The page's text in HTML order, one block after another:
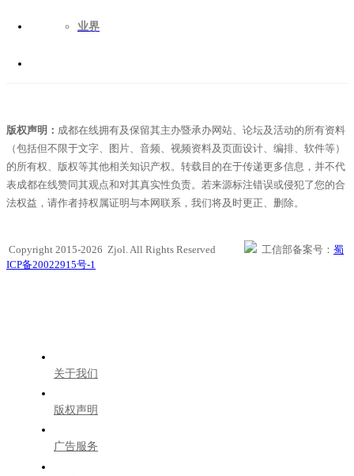
业界
版权声明： 成都在线拥有及保留其主办暨承办网站、论坛及活动的所有资料
（包括但不限于文字、图片、音频、视频资料及页面设计、编排、软件等）
的所有权、版权等其他相关知识产权。转载目的在于传递更多信息，并不代
表成都在线赞同其观点和对其真实性负责。若来源标注错误或侵犯了您的合
法权益，请作者持权属证明与本网联系，我们将及时更正、删除。
Copyright 2015-2026 Zjol. All Rights Reserved 工信部备案号： 蜀
ICP备20022915号-1
关于我们
版权声明
广告服务